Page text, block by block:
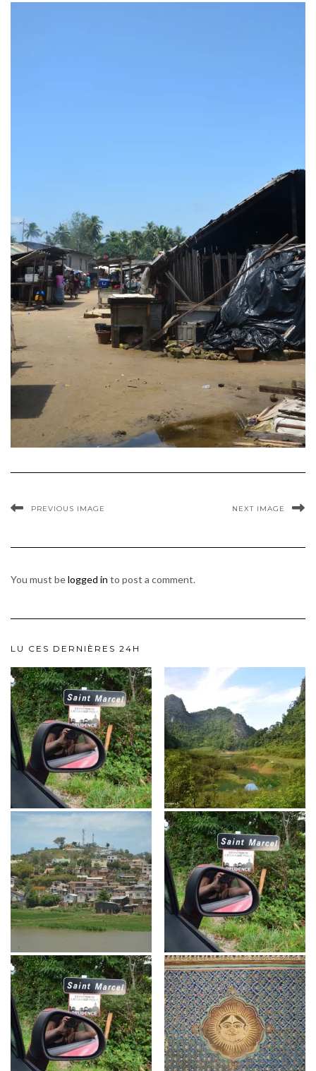
PREVIOUS IMAGE NEXT IMAGE
You must belogged in to post a comment.
LU CES DERNIÈRES 24H